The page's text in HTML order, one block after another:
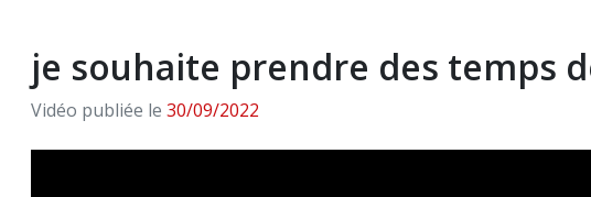
je souhaite prendre des temps
Vidéo publiée le 30/09/2022